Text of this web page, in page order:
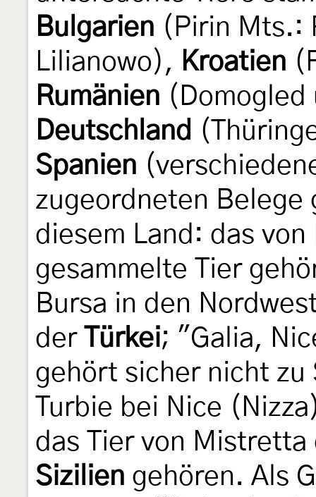
Bulgarien (Pirin Mts.:
Lilianowo), Kroatien
Rumänien
Deutschland
Spanien
zugeordneten Belege
diesem Land: das
gesammelte Tier
Bursa in den
der
Türkei; "Galia,
gehört sicher nicht zu
Turbie bei Nice
das Tier von
Sizilien gehören. Als